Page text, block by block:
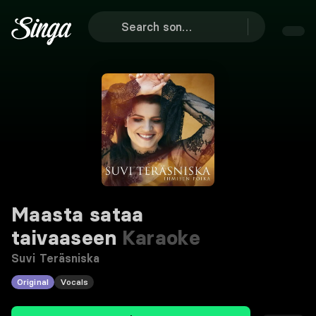
Maasta sataa
taivaaseen Karaoke
Suvi Teräsniska
Original Vocals